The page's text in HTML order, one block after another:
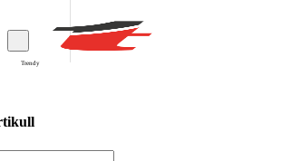
Trendy